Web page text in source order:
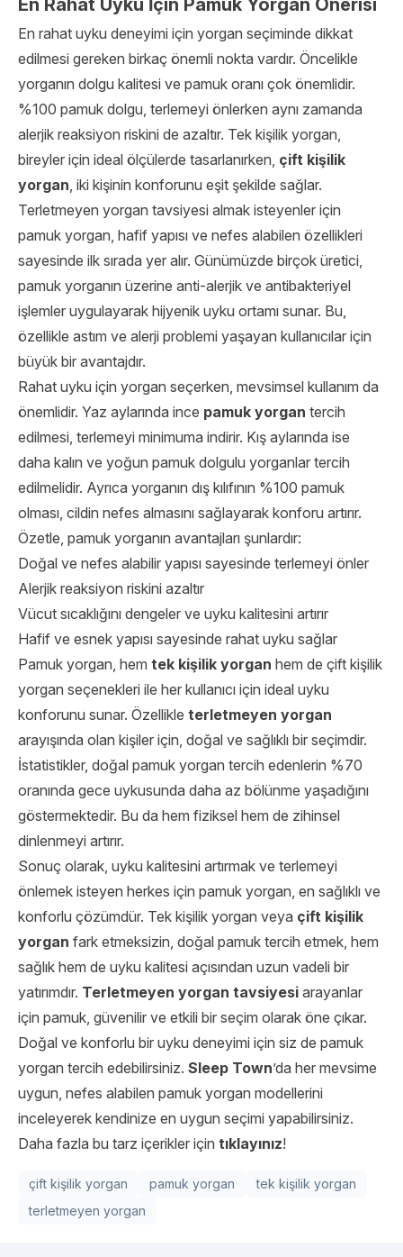
En Rahat Uyku İçin Pamuk Yorgan Önerisi
En rahat uyku deneyimi için yorgan seçiminde dikkat
edilmesi gereken birkaç önemli nokta vardır. Öncelikle
yorganın dolgu kalitesi ve pamuk oranı çok önemlidir.
%100 pamuk dolgu, terlemeyi önlerken aynı zamanda
alerjik reaksiyon riskini de azaltır. Tek kişilik yorgan,
bireyler için ideal ölçülerde tasarlanırken, çift kişilik
yorgan, iki kişinin konforunu eşit şekilde sağlar.
Terletmeyen yorgan tavsiyesi almak isteyenler için
pamuk yorgan, hafif yapısı ve nefes alabilen özellikleri
sayesinde ilk sırada yer alır. Günümüzde birçok üretici,
pamuk yorganın üzerine anti-alerjik ve antibakteriyel
işlemler uygulayarak hijyenik uyku ortamı sunar. Bu,
özellikle astım ve alerji problemi yaşayan kullanıcılar için
büyük bir avantajdır.
Rahat uyku için yorgan seçerken, mevsimsel kullanım da
önemlidir. Yaz aylarında ince pamuk yorgan tercih
edilmesi, terlemeyi minimuma indirir. Kış aylarında ise
daha kalın ve yoğun pamuk dolgulu yorganlar tercih
edilmelidir. Ayrıca yorganın dış kılıfının %100 pamuk
olması, cildin nefes almasını sağlayarak konforu artırır.
Özetle, pamuk yorganın avantajları şunlardır:
Doğal ve nefes alabilir yapısı sayesinde terlemeyi önler
Alerjik reaksiyon riskini azaltır
Vücut sıcaklığını dengeler ve uyku kalitesini artırır
Hafif ve esnek yapısı sayesinde rahat uyku sağlar
Pamuk yorgan, hem tek kişilik yorgan hem de çift kişilik
yorgan seçenekleri ile her kullanıcı için ideal uyku
konforunu sunar. Özellikle terletmeyen yorgan
arayışında olan kişiler için, doğal ve sağlıklı bir seçimdir.
İstatistikler, doğal pamuk yorgan tercih edenlerin %70
oranında gece uykusunda daha az bölünme yaşadığını
göstermektedir. Bu da hem fiziksel hem de zihinsel
dinlenmeyi artırır.
Sonuç olarak, uyku kalitesini artırmak ve terlemeyi
önlemek isteyen herkes için pamuk yorgan, en sağlıklı ve
konforlu çözümdür. Tek kişilik yorgan veya çift kişilik
yorgan fark etmeksizin, doğal pamuk tercih etmek, hem
sağlık hem de uyku kalitesi açısından uzun vadeli bir
yatırımdır. Terletmeyen yorgan tavsiyesi arayanlar
için pamuk, güvenilir ve etkili bir seçim olarak öne çıkar.
Doğal ve konforlu bir uyku deneyimi için siz de pamuk
yorgan tercih edebilirsiniz. Sleep Town’da her mevsime
uygun, nefes alabilen pamuk yorgan modellerini
inceleyerek kendinize en uygun seçimi yapabilirsiniz.
Daha fazla bu tarz içerikler için tıklayınız!
çift kişilik yorgan pamuk yorgan
tek kişilik yorgan
terletmeyen yorgan